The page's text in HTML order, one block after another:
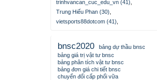
trinhvancan_cuc_edu_vn (41)
Trung Hiếu Phan (30)
vietsports88dotcom (41)
bnsc2020
bảng dự thầu bnsc
bảng giá trị vật tư bnsc
bảng phân tích vật tư bnsc
bảng đơn giá chi tiết bnsc
chuyển đổi cấp phối vữa